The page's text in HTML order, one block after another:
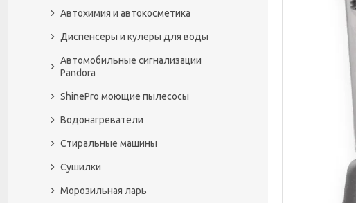
Автохимия и автокосметика
Диспенсеры и кулеры для воды
Автомобильные сигнализации
Pandora
ShinePro моющие пылесосы
Водонагреватели
Стиральные машины
Сушилки
Морозильная ларь